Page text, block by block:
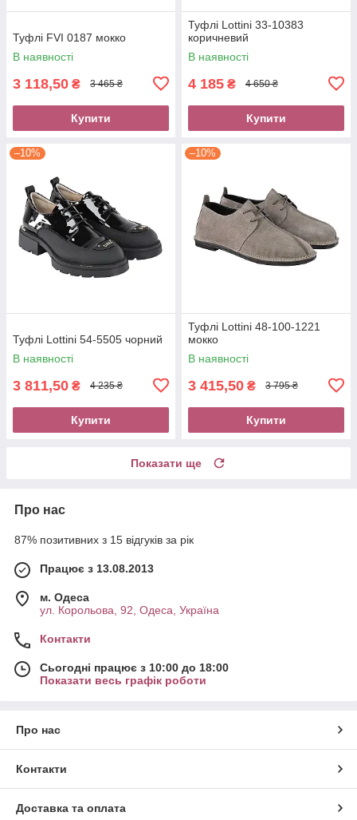
Туфлі FVI 0187 мокко
В наявності
3 118,50 ₴ 3 465 ₴
Купити
Туфлі Lottini 33-10383
коричневий
В наявності
4 185 ₴ 4 650 ₴
Купити
–10%
Туфлі Lottini 54-5505 чорний
В наявності
3 811,50 ₴ 4 235 ₴
Купити
–10%
Туфлі Lottini 48-100-1221
мокко
В наявності
3 415,50 ₴ 3 795 ₴
Купити
Показати ще
Про нас
87% позитивних з 15 відгуків за рік
Працює з 13.08.2013
м. Одеса
ул. Корольова, 92, Одеса, Україна
Контакти
Сьогодні працює з 10:00 до 18:00
Показати весь графік роботи
Про нас
Контакти
Доставка та оплата